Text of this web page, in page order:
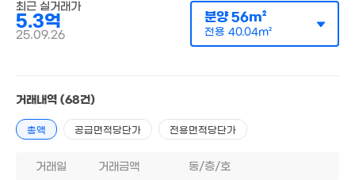
9.1억
매매 5억 7000만원
전용40m²
계약일 '25. 09
최근 실거래가
5.3억
25.09.26
분양56m²
전용 40.04m²
거래내역 (68건)
총액 공급면적당단가 전용면적당단가
거래일 거래금액 동/층/호